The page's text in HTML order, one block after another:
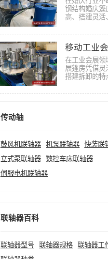
钢结构婚庆篷
高、搭建灵活
移动工业
在工业会展领
展篷房凭借灵
搭建拆卸的特
传动轴
鼓风机联轴器 机泵联轴器
快装联
立式泵联轴器
数控车床联轴器
伺服电机联轴器
联轴器百科
联轴器型号 联轴器规格
联轴器工